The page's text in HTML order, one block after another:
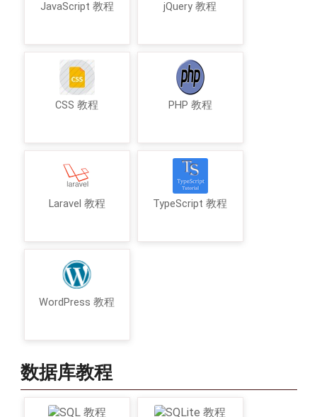
JavaScript 教程 jQuery 教程
CSS 教程 PHP 教程
Laravel 教程 TypeScript 教程
WordPress 教程
数据库教程